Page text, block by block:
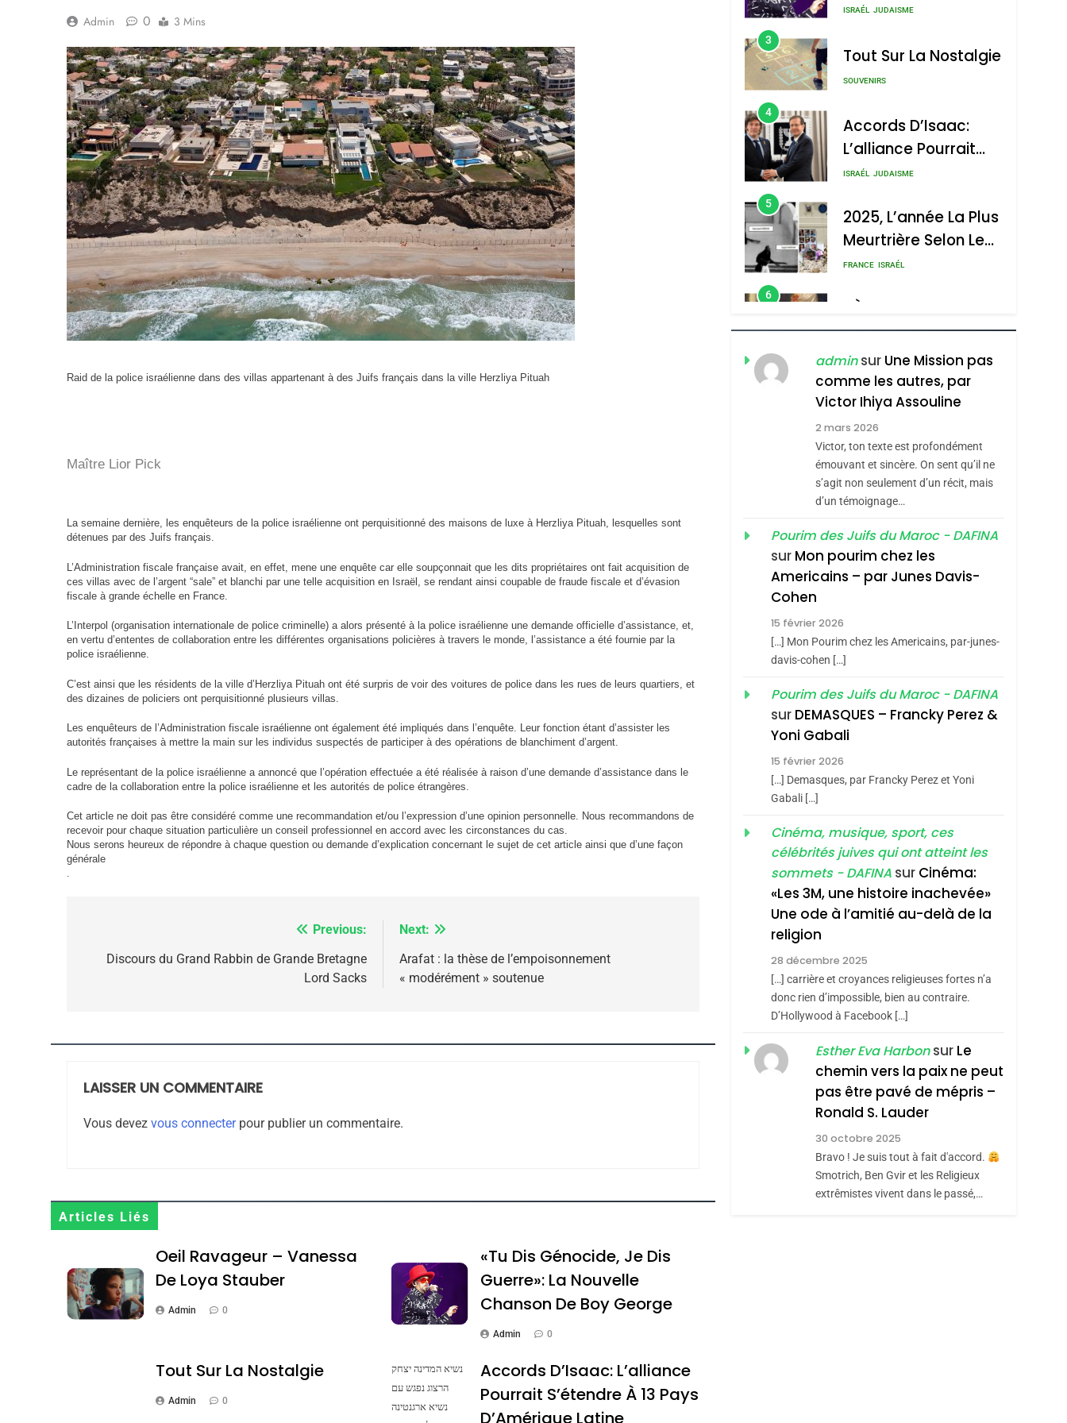
Admin 0 3 Mins
Raid de la police israélienne dans des villas appartenant à des Juifs français dans la ville Herzliya Pituah
Maître Lior Pick
La semaine dernière, les enquêteurs de la police israélienne ont perquisitionné des maisons de luxe à Herzliya Pituah, lesquelles sont
détenues par des Juifs français.
L’Administration fiscale française avait, en effet, mene une enquête car elle soupçonnait que les dits propriétaires ont fait acquisition de
ces villas avec de l’argent “sale” et blanchi par une telle acquisition en Israël, se rendant ainsi coupable de fraude fiscale et d’évasion
fiscale à grande échelle en France.
L’Interpol (organisation internationale de police criminelle) a alors présenté à la police israélienne une demande officielle d’assistance, et,
en vertu d’ententes de collaboration entre les différentes organisations policières à travers le monde, l’assistance a été fournie par la
police israélienne.
C’est ainsi que les résidents de la ville d’Herzliya Pituah ont été surpris de voir des voitures de police dans les rues de leurs quartiers, et
des dizaines de policiers ont perquisitionné plusieurs villas.
Les enquêteurs de l’Administration fiscale israélienne ont également été impliqués dans l’enquête. Leur fonction étant d’assister les
autorités françaises à mettre la main sur les individus suspectés de participer à des opérations de blanchiment d’argent.
Le représentant de la police israélienne a annoncé que l’opération effectuée a été réalisée à raison d’une demande d’assistance dans le
cadre de la collaboration entre la police israélienne et les autorités de police étrangères.
Cet article ne doit pas être considéré comme une recommandation et/ou l’expression d’une opinion personnelle. Nous recommandons de
recevoir pour chaque situation particulière un conseil professionnel en accord avec les circonstances du cas.
Nous serons heureux de répondre à chaque question ou demande d’explication concernant le sujet de cet article ainsi que d’une façon
générale
.
Previous:
Discours du Grand Rabbin de Grande Bretagne
Lord Sacks
Next:
Arafat : la thèse de l’empoisonnement
« modérément » soutenue
LAISSER UN COMMENTAIRE
Vous devez vous connecterpour publier un commentaire.
Articles Liés
Oeil Ravageur – Vanessa
De Loya Stauber
Admin 0
«Tu Dis Génocide, Je Dis
Guerre»: La Nouvelle
Chanson De Boy George
Admin 0
Tout Sur La Nostalgie
Admin 0
נשיא המדינה יצחק
הרצוג נפגש עם
נשיא ארגנטינה
Accords D’Isaac: L’alliance
Pourrait S’étendre À 13 Pays
D’Amérique Latine
Nouvelle Chanson De
ISRAÉL JUDAISME
3
Tout Sur La Nostalgie
SOUVENIRS
4
Accords D’Isaac:
L’alliance Pourrait
S’étendre À 13 Pays
ISRAÉL JUDAISME
5
2025, L’année La Plus
Meurtrière Selon Le
Rapport D’ADL
FRANCE ISRAÉL
6
FIÈRE, DIGNE ET
RÉSILIENTE :
POURQUOI JE
REVENDIQUE MA
JUDAÏTE Par Thérèse
Zrihen-Dvir
ISRAÉL JUDAISME
CE QUI NOUS
MANQUE – Jacques
Hadida
JUDAISME
Maroc : Les Amandes
De Tafraout, Le Miel
De Tadla Azilal
Consacrés Produits
Du Terroir
DAFINA MAROC
Oeil Ravageur –
2
Dis Guerre»: La
Nouvelle Chanson De
Boy George
ISRAÉL JUDAISME
Accords D’Isaac:
L’alliance Pourrait
S’étendre À 13 Pays
D’Amérique Latine
ISRAÉL JUDAISME
5
Meurtrière Selon Le
Rapport D’ADL
Contre
L’antisémitisme
FRANCE ISRAÉL
FIÈRE, DIGNE ET
RÉSILIENTE :
POURQUOI JE
REVENDIQUE MA
JUDAÏTE Par Thérèse
Zrihen-Dvir
ISRAÉL JUDAISME
CE QUI NOUS
MANQUE – Jacques
Hadida
JUDAISME
Maroc : Les Amandes
adminsur Une Mission pas
comme les autres, par
Victor Ihiya Assouline
2 mars 2026
Victor, ton texte est profondément
émouvant et sincère. On sent qu’il ne
s’agit non seulement d’un récit, mais
d’un témoignage…
Pourim des Juifs du Maroc - DAFINA
sur Mon pourim chez les
Americains – par Junes Davis-
Cohen
15 février 2026
[…] Mon Pourim chez les Americains, par-junes-
davis-cohen […]
Pourim des Juifs du Maroc - DAFINA
sur DEMASQUES – Francky Perez &
Yoni Gabali
15 février 2026
[…] Demasques, par Francky Perez et Yoni
Gabali […]
Cinéma, musique, sport, ces
célébrités juives qui ont atteint les
sommets - DAFINA sur Cinéma:
«Les 3M, une histoire inachevée»
Une ode à l’amitié au-delà de la
religion
28 décembre 2025
[…] carrière et croyances religieuses fortes n’a
donc rien d’impossible, bien au contraire.
D’Hollywood à Facebook […]
Esther Eva Harbonsur Le
chemin vers la paix ne peut
pas être pavé de mépris –
Ronald S. Lauder
30 octobre 2025
Bravo ! Je suis tout à fait d'accord.
Smotrich, Ben Gvir et les Religieux
extrêmistes vivent dans le passé,…
5
2025, L’année La Plus Meurtrière Selon Le Rapport D’ADL Contre L’antisémitisme
FRANCE ISRAÉL
6
FIÈRE, DIGNE ET RÉSILIENTE : POURQUOI JE REVENDIQUE MA JUDAÏTE Par Thérèse Zrihen-
Dvir
CE QUI NOUS MANQUE – Jacques Hadida
Terroir
Oeil Ravageur – Vanessa De Loya Stauber